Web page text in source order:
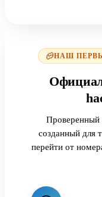
НАШ
Проверенный
созданный для
перейти от